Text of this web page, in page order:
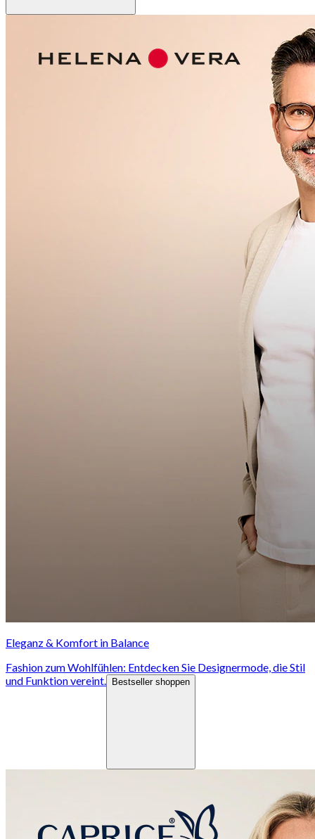
Eleganz & Komfort in Balance
Fashion zum Wohlfühlen: Entdecken Sie Designermode, die Stil
und Funktion vereint.
Bestseller shoppen